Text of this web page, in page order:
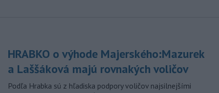
HRABKO o výhode Majerského:Mazurek
a Laššáková majú rovnakých voličov
Podľa Hrabka sú z hľadiska podpory voličov najsilnejšími